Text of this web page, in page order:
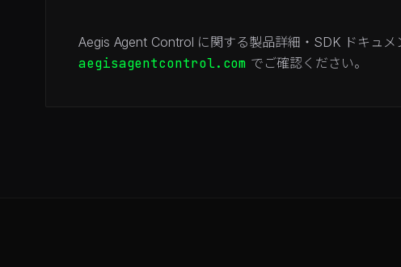
Aegis Agent Control に関する製品詳細・SDK ドキュ
aegisagentcontrol.com でご確認ください。